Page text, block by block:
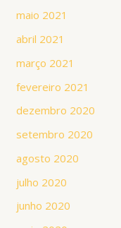
maio 2021
abril 2021
março 2021
fevereiro 2021
dezembro 2020
setembro 2020
agosto 2020
julho 2020
junho 2020